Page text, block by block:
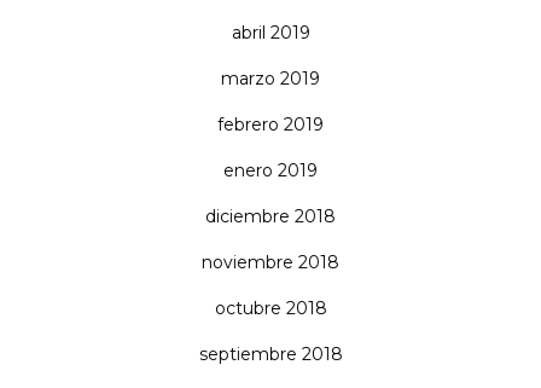
abril 2019
marzo 2019
febrero 2019
enero 2019
diciembre 2018
noviembre 2018
octubre 2018
septiembre 2018